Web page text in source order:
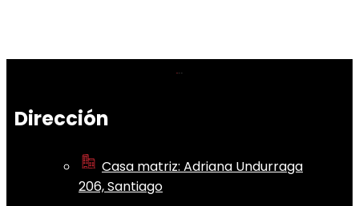
Dirección
Casa matriz: Adriana Undurraga
206, Santiago